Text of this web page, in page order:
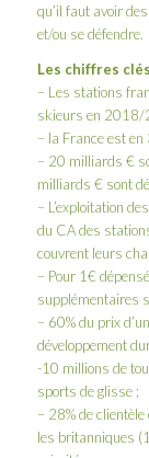
qu’il faut avoir
et/ou se défendre.
Les chiffres
– Les stations
skieurs en 2018/
– la France est
– 20 milliards €
milliards € sont
– L’exploitation
du CA des
couvrent leurs
– Pour 1€
supplémentaires
– 60% du prix
développement
-10 millions de
sports de glisse ;
– 28% de
les britanniques